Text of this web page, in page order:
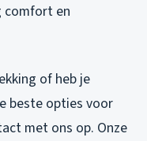
comfort en
of heb je
beste opties voor
met ons op. Onze